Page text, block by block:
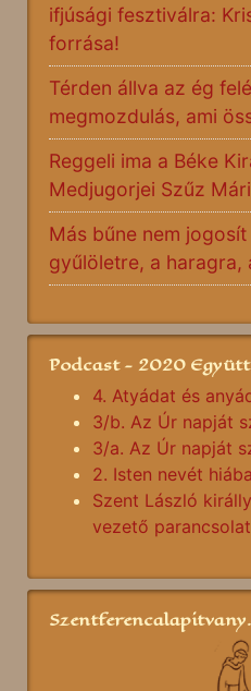
ifjúsági fesztiválra:
forrása!
Térden állva az ég
megmozdulás, ami
Reggeli ima a Béke
Medjugorjei Szűz
Más bűne nem
gyűlöletre, a haragra,
Podcast - 2020 Együtt
4. Atyádat és
3/b. Az Úr napját
3/a. Az Úr napját
2. Isten nevét
Szent László
vezető